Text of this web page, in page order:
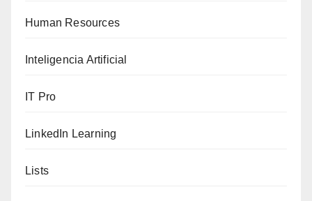
Human Resources
Inteligencia Artificial
IT Pro
LinkedIn Learning
Lists